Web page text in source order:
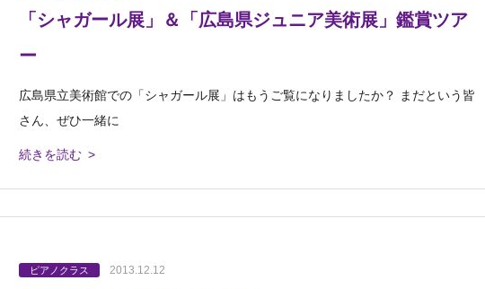
「シャガール展」＆「広島県ジュニア美術展」鑑賞ツア
ー
広島県立美術館での「シャガール展」はもうご覧になりましたか？ まだという皆
さん、ぜひ一緒に
続きを読む >
ピアノクラス 2013.12.12